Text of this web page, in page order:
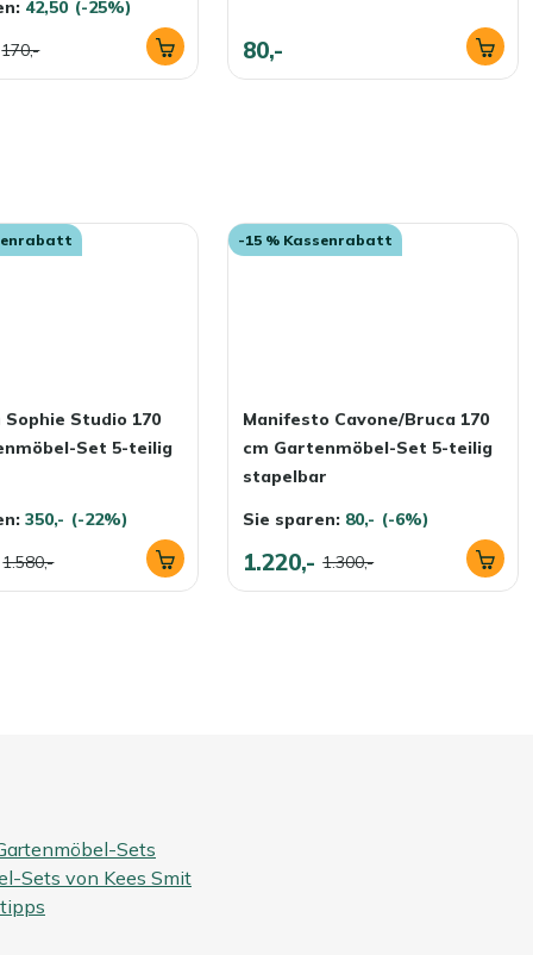
42,50 (-25%)
170,- 80,-
Studio 170
Set 5-teilig
350,- (-22%)
1.580,-
-15 % Kassenrabatt
Manifesto Cavone/Bruca 170
cm Gartenmöbel-Set 5-teilig
stapelbar
Sie sparen: 80,- (-6%)
1.220,- 1.300,-
Sets
Sets von Kees Smit